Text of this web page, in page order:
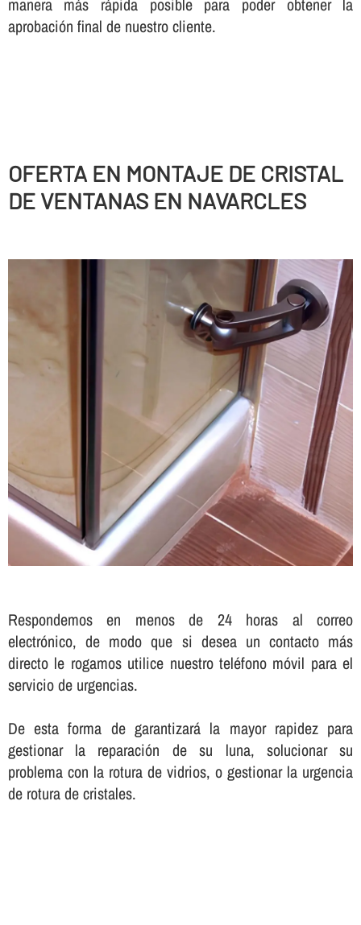
manera más rápida posible para poder obtener la
aprobación final de nuestro cliente.
OFERTA EN MONTAJE DE CRISTAL
DE VENTANAS EN NAVARCLES
Respondemos en menos de 24 horas al correo
electrónico, de modo que si desea un contacto más
directo le rogamos utilice nuestro teléfono móvil para el
servicio de urgencias.
De esta forma de garantizará la mayor rapidez para
gestionar la reparación de su luna, solucionar su
problema con la rotura de vidrios, o gestionar la urgencia
de rotura de cristales.